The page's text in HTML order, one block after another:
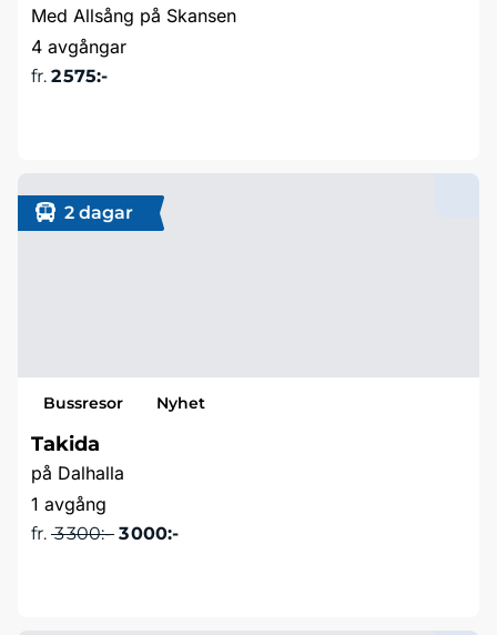
Med Allsång på Skansen
4 avgångar
fr. 2 575:-
2 dagar
Bussresor Nyhet
Takida
på Dalhalla
1 avgång
fr. 3 300:- 3 000:-